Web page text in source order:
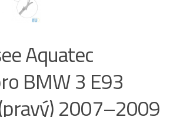
Aquatec
BMW 3 E93
2007–2009